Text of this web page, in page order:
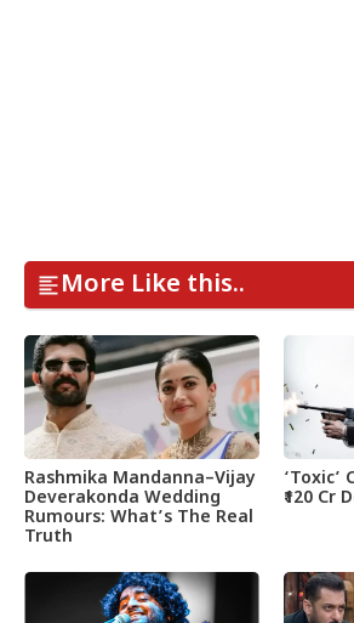
More Like this..
Rashmika Mandanna–Vijay
Deverakonda Wedding
Rumours: What’s The Real
Truth
‘Toxic’
₹120 Cr